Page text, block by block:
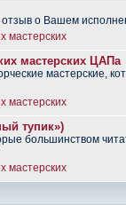
о Вашем
мастерских
мастерских ЦАПа
мастерские,
мастерских
тупик»)
большинством
мастерских